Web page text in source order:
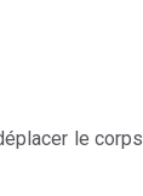
le corps